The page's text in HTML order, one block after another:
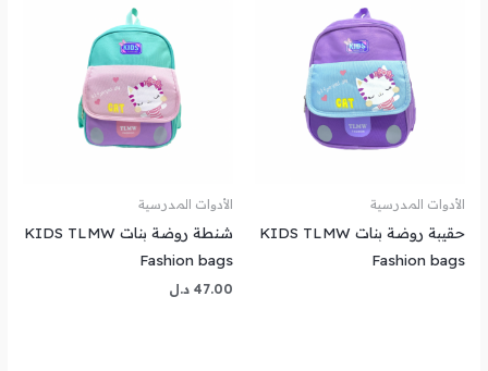
الأدوات المدرسية
حقيبة روضة بنات KIDS TLMW
Fashion bags
الأدوات المدرسية
شنطة روضة بنات KIDS TLMW
Fashion bags
47.00 د.ل